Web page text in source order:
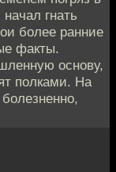
гнать
более ранние
факты.
основу,
полками. На